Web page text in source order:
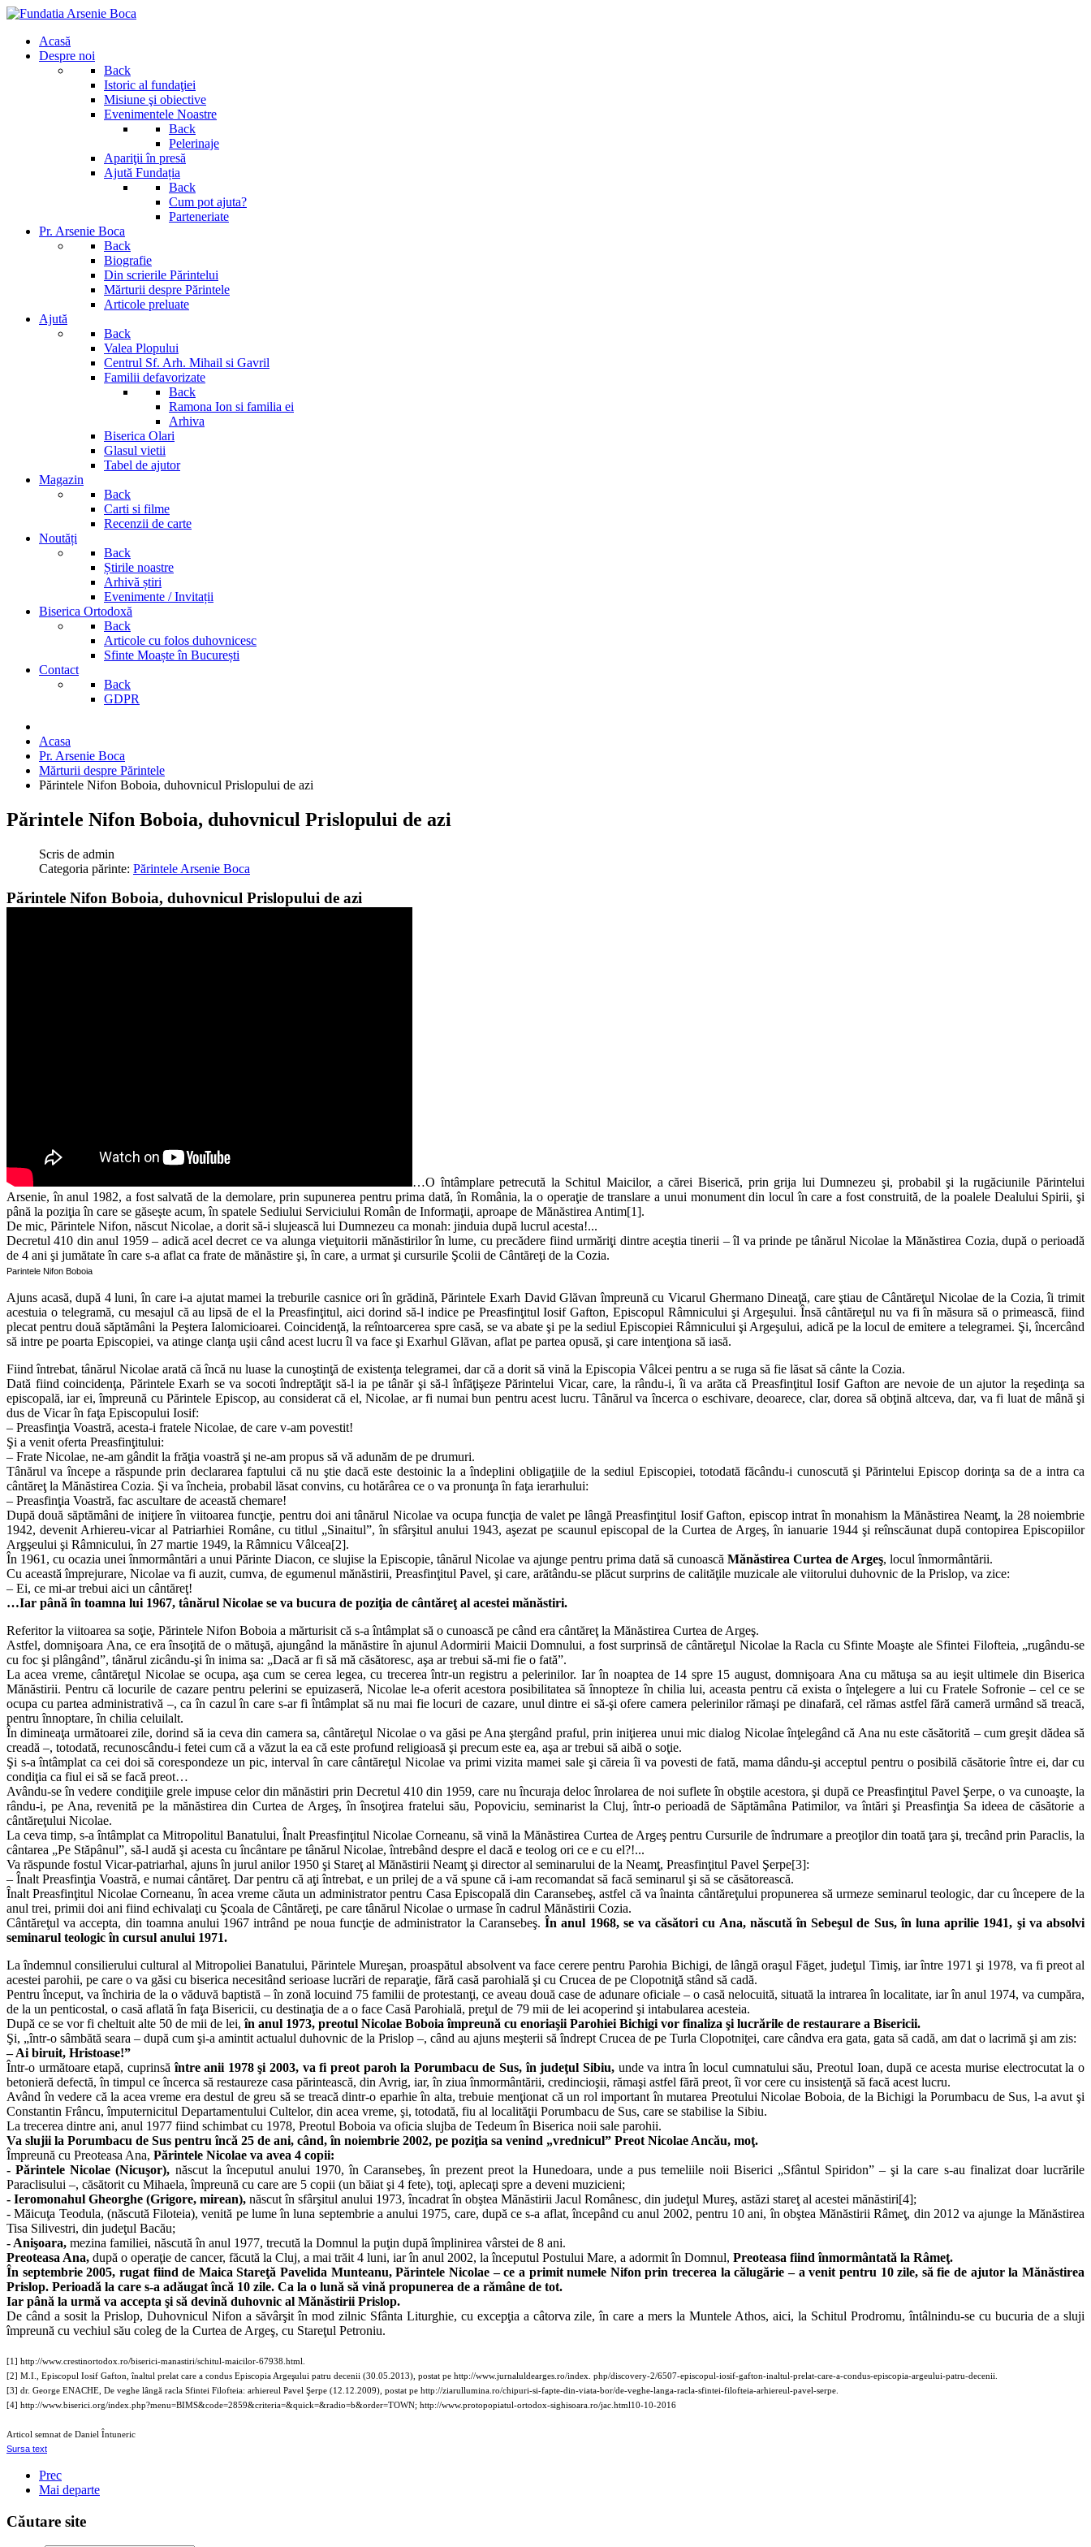
Acasă
Despre noi
Back
Istoric al fundaţiei
Misiune şi obiective
Evenimentele Noastre
Back
Pelerinaje
Apariţii în presă
Ajută Fundația
Back
Cum pot ajuta?
Parteneriate
Pr. Arsenie Boca
Back
Biografie
Din scrierile Părintelui
Mărturii despre Părintele
Articole preluate
Ajută
Back
Valea Plopului
Centrul Sf. Arh. Mihail si Gavril
Familii defavorizate
Back
Ramona Ion si familia ei
Arhiva
Biserica Olari
Glasul vietii
Tabel de ajutor
Magazin
Back
Carti si filme
Recenzii de carte
Noutăți
Back
Știrile noastre
Arhivă știri
Evenimente / Invitații
Biserica Ortodoxă
Back
Articole cu folos duhovnicesc
Sfinte Moaște în București
Contact
Back
GDPR
Acasa
Pr. Arsenie Boca
Mărturii despre Părintele
Părintele Nifon Boboia, duhovnicul Prislopului de azi
Părintele Nifon Boboia, duhovnicul Prislopului de azi
Scris de admin
Categoria părinte: Părintele Arsenie Boca
Părintele Nifon Boboia, duhovnicul Prislopului de azi
…O întâmplare petrecută la Schitul Maicilor, a cărei Biserică, prin grija lui Dumnezeu şi, probabil şi la rugăciunile Părintelui
Arsenie, în anul 1982, a fost salvată de la demolare, prin supunerea pentru prima dată, în România, la o operaţie de translare a unui monument din locul în care a fost construită, de la poalele Dealului Spirii, şi
până la poziţia în care se găseşte acum, în spatele Sediului Serviciului Român de Informaţii, aproape de Mănăstirea Antim[1].
De mic, Părintele Nifon, născut Nicolae, a dorit să-i slujească lui Dumnezeu ca monah: jinduia după lucrul acesta!...
Decretul 410 din anul 1959 – adică acel decret ce va alunga vieţuitorii mănăstirilor în lume, cu precădere fiind urmăriţi dintre aceştia tinerii – îl va prinde pe tânărul Nicolae la Mănăstirea Cozia, după o perioadă
de 4 ani şi jumătate în care s-a aflat ca frate de mănăstire şi, în care, a urmat şi cursurile Şcolii de Cântăreţi de la Cozia.
Parintele Nifon Boboia
Ajuns acasă, după 4 luni, în care i-a ajutat mamei la treburile casnice ori în grădină, Părintele Exarh David Glăvan împreună cu Vicarul Ghermano Dineaţă, care ştiau de Cântăreţul Nicolae de la Cozia, îi trimit
acestuia o telegramă, cu mesajul că au lipsă de el la Preasfinţitul, aici dorind să-l indice pe Preasfinţitul Iosif Gafton, Episcopul Râmnicului şi Argeşului. Însă cântăreţul nu va fi în măsura să o primească, fiind
plecat pentru două săptămâni la Peştera Ialomicioarei. Coincidenţă, la reîntoarcerea spre casă, se va abate şi pe la sediul Episcopiei Râmnicului şi Argeşului, adică pe la locul de emitere a telegramei. Şi, încercând
să intre pe poarta Episcopiei, va atinge clanţa uşii când acest lucru îl va face şi Exarhul Glăvan, aflat pe partea opusă, şi care intenţiona să iasă.
Fiind întrebat, tânărul Nicolae arată că încă nu luase la cunoştinţă de existenţa telegramei, dar că a dorit să vină la Episcopia Vâlcei pentru a se ruga să fie lăsat să cânte la Cozia.
Dată fiind coincidenţa, Părintele Exarh se va socoti îndreptăţit să-l ia pe tânăr şi să-l înfăţişeze Părintelui Vicar, care, la rându-i, îi va arăta că Preasfinţitul Iosif Gafton are nevoie de un ajutor la reşedinţa sa
episcopală, iar ei, împreună cu Părintele Episcop, au considerat că el, Nicolae, ar fi numai bun pentru acest lucru. Tânărul va încerca o eschivare, deoarece, clar, dorea să obţină altceva, dar, va fi luat de mână şi
dus de Vicar în faţa Episcopului Iosif:
– Preasfinţia Voastră, acesta-i fratele Nicolae, de care v-am povestit!
Şi a venit oferta Preasfinţitului:
– Frate Nicolae, ne-am gândit la frăţia voastră şi ne-am propus să vă adunăm de pe drumuri.
Tânărul va începe a răspunde prin declararea faptului că nu ştie dacă este destoinic la a îndeplini obligaţiile de la sediul Episcopiei, totodată făcându-i cunoscută şi Părintelui Episcop dorinţa sa de a intra ca
cântăreţ la Mănăstirea Cozia. Şi va încheia, probabil lăsat convins, cu hotărârea ce o va pronunţa în faţa ierarhului:
– Preasfinţia Voastră, fac ascultare de această chemare!
După două săptămâni de iniţiere în viitoarea funcţie, pentru doi ani tânărul Nicolae va ocupa funcţia de valet pe lângă Preasfinţitul Iosif Gafton, episcop intrat în monahism la Mănăstirea Neamţ, la 28 noiembrie
1942, devenit Arhiereu-vicar al Patriarhiei Române, cu titlul „Sinaitul”, în sfârşitul anului 1943, aşezat pe scaunul episcopal de la Curtea de Argeş, în ianuarie 1944 şi reînscăunat după contopirea Episcopiilor
Argşeului şi Râmnicului, în 27 martie 1949, la Râmnicu Vâlcea[2].
În 1961, cu ocazia unei înmormântări a unui Părinte Diacon, ce slujise la Episcopie, tânărul Nicolae va ajunge pentru prima dată să cunoască Mănăstirea Curtea de Argeş, locul înmormântării.
Cu această împrejurare, Nicolae va fi auzit, cumva, de egumenul mănăstirii, Preasfinţitul Pavel, şi care, arătându-se plăcut surprins de calităţile muzicale ale viitorului duhovnic de la Prislop, va zice:
– Ei, ce mi-ar trebui aici un cântăreţ!
…Iar până în toamna lui 1967, tânărul Nicolae se va bucura de poziţia de cântăreţ al acestei mănăstiri.
Referitor la viitoarea sa soţie, Părintele Nifon Boboia a mărturisit că s-a întâmplat să o cunoască pe când era cântăreţ la Mănăstirea Curtea de Argeş.
Astfel, domnişoara Ana, ce era însoţită de o mătuşă, ajungând la mănăstire în ajunul Adormirii Maicii Domnului, a fost surprinsă de cântăreţul Nicolae la Racla cu Sfinte Moaşte ale Sfintei Filofteia, „rugându-se
cu foc şi plângând”, tânărul zicându-şi în inima sa: „Dacă ar fi să mă căsătoresc, aşa ar trebui să-mi fie o fată”.
La acea vreme, cântăreţul Nicolae se ocupa, aşa cum se cerea legea, cu trecerea într-un registru a pelerinilor. Iar în noaptea de 14 spre 15 august, domnişoara Ana cu mătuşa sa au ieşit ultimele din Biserica
Mănăstirii. Pentru că locurile de cazare pentru pelerini se epuizaseră, Nicolae le-a oferit acestora posibilitatea să înnopteze în chilia lui, aceasta pentru că exista o înţelegere a lui cu Fratele Sofronie – cel ce se
ocupa cu partea administrativă –, ca în cazul în care s-ar fi întâmplat să nu mai fie locuri de cazare, unul dintre ei să-şi ofere camera pelerinilor rămaşi pe dinafară, cel rămas astfel fără cameră urmând să treacă,
pentru înnoptare, în chilia celuilalt.
În dimineaţa următoarei zile, dorind să ia ceva din camera sa, cântăreţul Nicolae o va găsi pe Ana ştergând praful, prin iniţierea unui mic dialog Nicolae înţelegând că Ana nu este căsătorită – cum greşit dădea să
creadă –, totodată, recunoscându-i fetei cum că a văzut la ea că este profund religioasă şi precum este ea, aşa ar trebui să aibă o soţie.
Şi s-a întâmplat ca cei doi să corespondeze un pic, interval în care cântăreţul Nicolae va primi vizita mamei sale şi căreia îi va povesti de fată, mama dându-şi acceptul pentru o posibilă căsătorie între ei, dar cu
condiţia ca fiul ei să se facă preot…
Avându-se în vedere condiţiile grele impuse celor din mănăstiri prin Decretul 410 din 1959, care nu încuraja deloc înrolarea de noi suflete în obştile acestora, şi după ce Preasfinţitul Pavel Şerpe, o va cunoaşte, la
rându-i, pe Ana, revenită pe la mănăstirea din Curtea de Argeş, în însoţirea fratelui său, Popoviciu, seminarist la Cluj, într-o perioadă de Săptămâna Patimilor, va întări şi Preasfinţia Sa ideea de căsătorie a
cântăreţului Nicolae.
La ceva timp, s-a întâmplat ca Mitropolitul Banatului, Înalt Preasfinţitul Nicolae Corneanu, să vină la Mănăstirea Curtea de Argeş pentru Cursurile de îndrumare a preoţilor din toată ţara şi, trecând prin Paraclis, la
cântarea „Pe Stăpânul”, să-l audă şi acesta cu încântare pe tânărul Nicolae, întrebând despre el dacă e teolog ori ce e cu el?!...
Va răspunde fostul Vicar-patriarhal, ajuns în jurul anilor 1950 şi Stareţ al Mănăstirii Neamţ şi director al seminarului de la Neamţ, Preasfinţitul Pavel Şerpe[3]:
– Înalt Preasfinţia Voastră, e numai cântăreţ. Dar pentru că aţi întrebat, e un prilej de a vă spune că i-am recomandat să facă seminarul şi să se căsătorească.
Înalt Preasfinţitul Nicolae Corneanu, în acea vreme căuta un administrator pentru Casa Episcopală din Caransebeş, astfel că va înainta cântăreţului propunerea să urmeze seminarul teologic, dar cu începere de la
anul trei, primii doi ani fiind echivalaţi cu Şcoala de Cântăreţi, pe care tânărul Nicolae o urmase în cadrul Mănăstirii Cozia.
Cântăreţul va accepta, din toamna anului 1967 intrând pe noua funcţie de administrator la Caransebeş. În anul 1968, se va căsători cu Ana, născută în Sebeşul de Sus, în luna aprilie 1941, şi va absolvi
seminarul teologic în cursul anului 1971.
La îndemnul consilierului cultural al Mitropoliei Banatului, Părintele Mureşan, proaspătul absolvent va face cerere pentru Parohia Bichigi, de lângă oraşul Făget, judeţul Timiş, iar între 1971 şi 1978, va fi preot al
acestei parohii, pe care o va găsi cu biserica necesitând serioase lucrări de reparaţie, fără casă parohială şi cu Crucea de pe Clopotniţă stând să cadă.
Pentru început, va închiria de la o văduvă baptistă – în zonă locuind 75 familii de protestanţi, ce aveau două case de adunare oficiale – o casă nelocuită, situată la intrarea în localitate, iar în anul 1974, va cumpăra,
de la un penticostal, o casă aflată în faţa Bisericii, cu destinaţia de a o face Casă Parohială, preţul de 79 mii de lei acoperind şi intabularea acesteia.
După ce se vor fi cheltuit alte 50 de mii de lei,în anul 1973, preotul Nicolae Boboia împreună cu enoriaşii Parohiei Bichigi vor finaliza şi lucrările de restaurare a Bisericii.
Şi, „într-o sâmbătă seara – după cum şi-a amintit actualul duhovnic de la Prislop –, când au ajuns meşterii să îndrept Crucea de pe Turla Clopotniţei, care cândva era gata, gata să cadă, am dat o lacrimă şi am zis:
– Ai biruit, Hristoase!”
Într-o următoare etapă, cuprinsă între anii 1978 şi 2003, va fi preot paroh la Porumbacu de Sus, în judeţul Sibiu,unde va intra în locul cumnatului său, Preotul Ioan, după ce acesta murise electrocutat la o
betonieră defectă, în timpul ce încerca să restaureze casa părintească, din Avrig, iar, în ziua înmormântării, credincioşii, rămaşi astfel fără preot, îi vor cere cu insistenţă să facă acest lucru.
Având în vedere că la acea vreme era destul de greu să se treacă dintr-o eparhie în alta, trebuie menţionat că un rol important în mutarea Preotului Nicolae Boboia, de la Bichigi la Porumbacu de Sus, l-a avut şi
Constantin Frâncu, împuternicitul Departamentului Cultelor, din acea vreme, şi, totodată, fiu al localităţii Porumbacu de Sus, care se stabilise la Sibiu.
La trecerea dintre ani, anul 1977 fiind schimbat cu 1978, Preotul Boboia va oficia slujba de Tedeum în Biserica noii sale parohii.
Va slujii la Porumbacu de Sus pentru încă 25 de ani, când, în noiembrie 2002, pe poziţia sa venind „vrednicul” Preot Nicolae Ancău, moţ.
Împreună cu Preoteasa Ana, Părintele Nicolae va avea 4 copii:
- Părintele Nicolae (Nicuşor), născut la începutul anului 1970, în Caransebeş, în prezent preot la Hunedoara, unde a pus temeliile noii Biserici „Sfântul Spiridon” – şi la care s-au finalizat doar lucrările
Paraclisului –, căsătorit cu Mihaela, împreună cu care are 5 copii (un băiat şi 4 fete), toţi, aplecaţi spre a deveni muzicieni;
- Ieromonahul Gheorghe (Grigore, mirean), născut în sfârşitul anului 1973, încadrat în obştea Mănăstirii Jacul Românesc, din judeţul Mureş, astăzi stareţ al acestei mănăstiri[4];
- Măicuţa Teodula, (născută Filoteia), venită pe lume în luna septembrie a anului 1975, care, după ce s-a aflat, începând cu anul 2002, pentru 10 ani, în obştea Mănăstirii Râmeţ, din 2012 va ajunge la Mănăstirea
Tisa Silivestri, din judeţul Bacău;
- Anişoara, mezina familiei, născută în anul 1977, trecută la Domnul la puţin după împlinirea vârstei de 8 ani.
Preoteasa Ana, după o operaţie de cancer, făcută la Cluj, a mai trăit 4 luni, iar în anul 2002, la începutul Postului Mare, a adormit în Domnul, Preoteasa fiind înmormântată la Râmeţ.
În septembrie 2005, rugat fiind de Maica Stareţă Pavelida Munteanu, Părintele Nicolae – ce a primit numele Nifon prin trecerea la călugărie – a venit pentru 10 zile, să fie de ajutor la Mănăstirea
Prislop. Perioadă la care s-a adăugat încă 10 zile. Ca la o lună să vină propunerea de a rămâne de tot.
Iar până la urmă va accepta şi să devină duhovnic al Mănăstirii Prislop.
De când a sosit la Prislop, Duhovnicul Nifon a săvârşit în mod zilnic Sfânta Liturghie, cu excepţia a câtorva zile, în care a mers la Muntele Athos, aici, la Schitul Prodromu, întâlnindu-se cu bucuria de a sluji
împreună cu vechiul său coleg de la Curtea de Argeş, cu Stareţul Petroniu.
[1] http://www.crestinortodox.ro/biserici-manastiri/schitul-maicilor-67938.html.
[2] M.I., Episcopul Iosif Gafton, înaltul prelat care a condus Episcopia Argeşului patru decenii (30.05.2013), postat pe http://www.jurnaluldearges.ro/index. php/discovery-2/6507-episcopul-iosif-gafton-inaltul-prelat-care-a-condus-episcopia-argeului-patru-decenii.
[3] dr. George ENACHE, De veghe lângă racla Sfintei Filofteia: arhiereul Pavel Şerpe (12.12.2009), postat pe http://ziarullumina.ro/chipuri-si-fapte-din-viata-bor/de-veghe-langa-racla-sfintei-filofteia-arhiereul-pavel-serpe.
[4] http://www.biserici.org/index.php?menu=BIMS&code=2859&criteria=&quick=&radio=b&order=TOWN; http://www.protopopiatul-ortodox-sighisoara.ro/jac.html10-10-2016
Articol semnat de Daniel Întuneric
Sursa text
Prec
Mai departe
Căutare site